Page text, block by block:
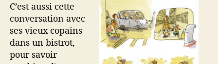
C’est aussi cette
conversation avec
ses vieux copains
dans un bistrot,
pour savoir